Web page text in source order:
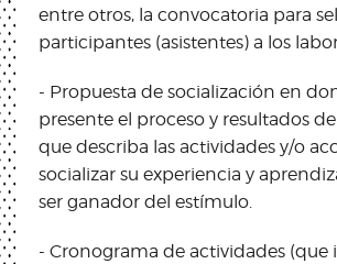
entre otros, la convocatoria para
participantes (asistentes) a los
- Propuesta de socialización en
presente el proceso y resultados
que describa las actividades y/o
socializar su experiencia y
ser ganador del estímulo.
- Cronograma de actividades (que